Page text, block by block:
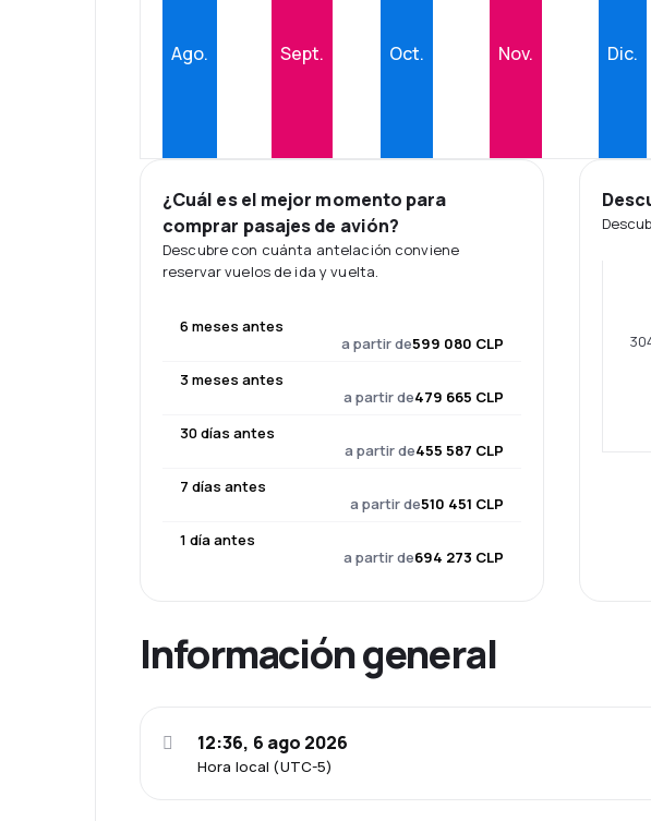
Ago. Sept. Oct. Nov. Dic.
¿Cuál es el mejor momento para
comprar pasajes de avión?
Descubre con cuánta antelación conviene
reservar vuelos de ida y vuelta.
6 meses antes
a partir de599 080 CLP
3 meses antes
a partir de479 665 CLP
30 días antes
a partir de455 587 CLP
7 días antes
a partir de510 451 CLP
1 día antes
a partir de694 273 CLP
Información general
Hora local (UTC-5)
12:36, 6 ago 2026